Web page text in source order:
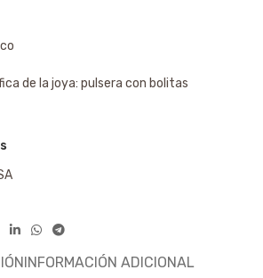
de la joya: pulsera con bolitas
INFORMACIÓN ADICIONAL